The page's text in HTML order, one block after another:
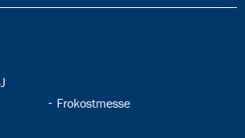
35.6:
Frokostmesse